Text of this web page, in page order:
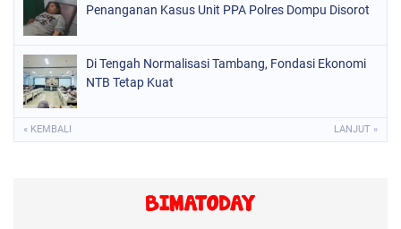
Penanganan Kasus Unit PPA Polres Dompu Disorot
Di Tengah Normalisasi Tambang, Fondasi Ekonomi
NTB Tetap Kuat
« KEMBALI LANJUT »